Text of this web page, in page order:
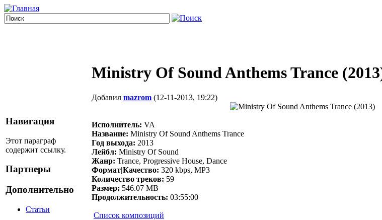
Навигация
Этот параграф
содержит ссылку.
Партнеры
Дополнительно
Статьи
Ministry Of Sound Anthems Trance
Добавил mazrom (12-11-2013, 19:22)
Исполнитель: VA
Название: Ministry Of Sound Anthems Trance
Год выхода: 2013
Лейбл: Ministry Of Sound
Жанр: Trance, Progressive House, Dance
Формат|Качество: 320 kbps, MP3
Количество треков: 59
Размер: 546.07 MB
Продолжительность: 03:55:00
Cписок композиций